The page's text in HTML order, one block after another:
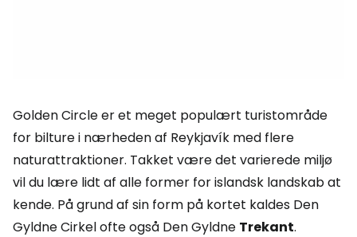
Golden Circleer et meget populært turistområde
for bilture i nærheden af Reykjavík med flere
naturattraktioner. Takket være det varierede miljø
vil du lære lidt af alle former for islandsk landskab at
kende. På grund af sin form på kortet kaldes Den
Gyldne Cirkel ofte også Den Gyldne Trekant.